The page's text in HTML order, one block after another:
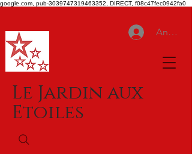
google.com, pub-3039747319463352, DIRECT, f08c47fec0942fa0
Le Jardin aux
Etoiles